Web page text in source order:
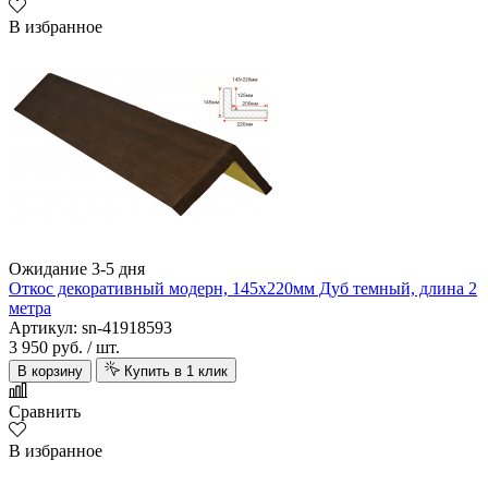
В избранное
Ожидание 3-5 дня
Откос декоративный модерн, 145х220мм Дуб темный, длина 2
метра
Артикул: sn-41918593
3 950 руб. / шт.
В корзину Купить в 1 клик
Сравнить
В избранное